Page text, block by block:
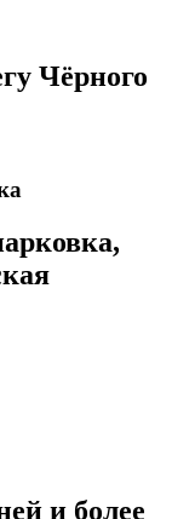
Чёрного
и более